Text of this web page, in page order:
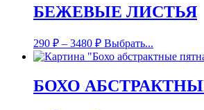
БЕЖЕВЫЕ ЛИСТЬЯ
290 ₽ – 3480 ₽ Выбрать...
БОХО